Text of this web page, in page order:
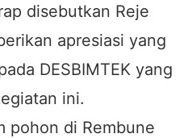
disebutkan Reje
apresiasi yang
DESBIMTEK yang
ini.
pohon di Rembune